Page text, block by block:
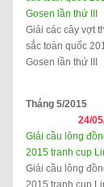
Gosen lần thứ III
Giải các cây vợt
sắc toàn quốc
Gosen lần thứ III
Tháng 5/2015
24/
Giải cầu lông
2015 tranh cup
Giải cầu lông
2015 tranh cup